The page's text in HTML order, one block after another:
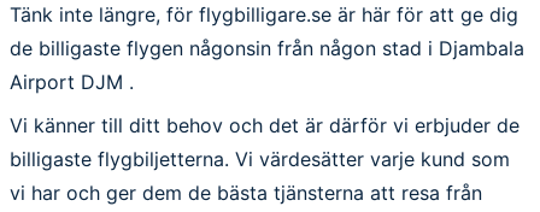
Tänk inte längre, för flygbilligare.se är här för att ge dig
de billigaste flygen någonsin från någon stad i Djambala
Airport DJM .
Vi känner till ditt behov och det är därför vi erbjuder de
billigaste flygbiljetterna. Vi värdesätter varje kund som
vi har och ger dem de bästa tjänsterna att resa från